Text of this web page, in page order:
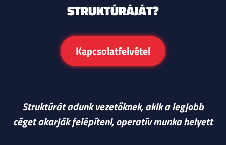
STRUKTÚRÁJÁT?
Kapcsolatfelvétel
Struktúrát adunk vezetőknek, akik a legjobb
céget akarják felépíteni, operatív munka helyett